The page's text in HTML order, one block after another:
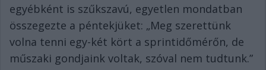
egyébként is szűkszavú, egyetlen mondatban
összegezte a péntekjüket: „Meg szerettünk
volna tenni egy-két kört a sprintidőmérőn, de
műszaki gondjaink voltak, szóval nem tudtunk.”